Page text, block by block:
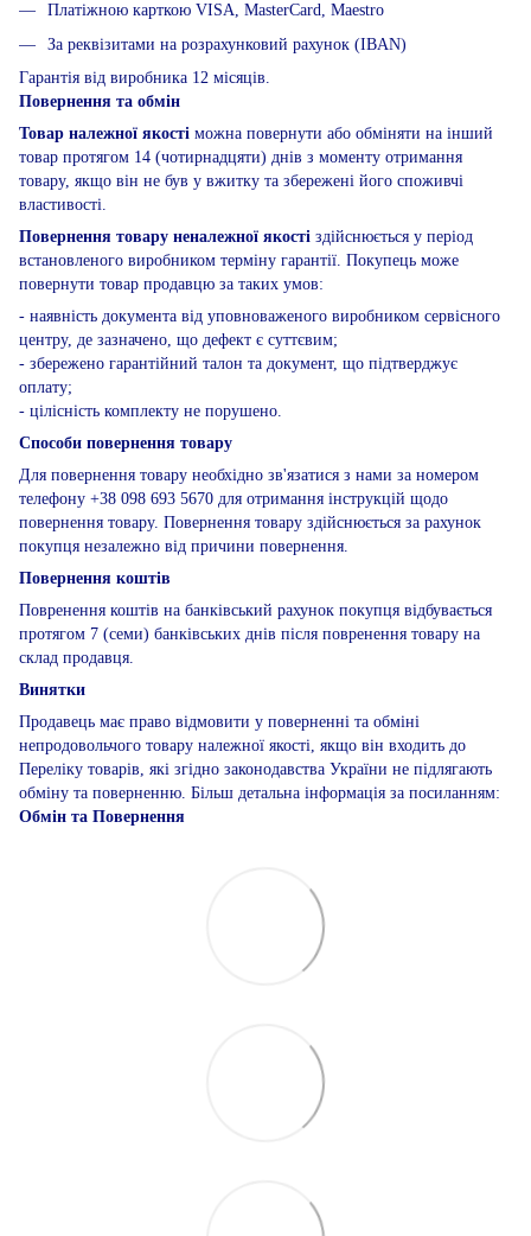
Платіжною карткою VISA, MasterCard, Maestro
За реквізитами на розрахунковий рахунок (IBAN)
Гарантія від виробника 12 місяців.
Повернення та обмін
Товар належної якості можна повернути або обміняти на інший
товар протягом 14 (чотирнадцяти) днів з моменту отримання
товару, якщо він не був у вжитку та збережені його споживчі
властивості.
Повернення товару неналежної якості здійснюється у період
встановленого виробником терміну гарантії. Покупець може
повернути товар продавцю за таких умов:
- наявність документа від уповноваженого виробником сервісного
центру, де зазначено, що дефект є суттєвим;
- збережено гарантійний талон та документ, що підтверджує
оплату;
- цілісність комплекту не порушено.
Способи повернення товару
Для повернення товару необхідно зв'язатися з нами за номером
телефону +38 098 693 5670 для отримання інструкцій щодо
повернення товару. Повернення товару здійснюється за рахунок
покупця незалежно від причини повернення.
Повернення коштів
Повренення коштів на банківський рахунок покупця відбувається
протягом 7 (семи) банківських днів після повренення товару на
склад продавця.
Винятки
Продавець має право відмовити у поверненні та обміні
непродовольчого товару належної якості, якщо він входить до
Переліку товарів, які згідно законодавства України не підлягають
обміну та поверненню. Більш детальна інформація за посиланням:
Обмін та Повернення